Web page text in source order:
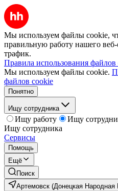
Мы используем файлы cookie,
правильную работу нашего веб-
трафик.
Правила использования файлов
Мы используем файлы cookie.
файлов cookie
Понятно
Ищу сотрудника
Ищу работу
Ищу
Ищу сотрудника
Сервисы
Помощь
Ещё
Поиск
Артемовск (Донецкая Народная